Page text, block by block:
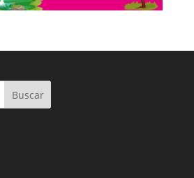
Buscar